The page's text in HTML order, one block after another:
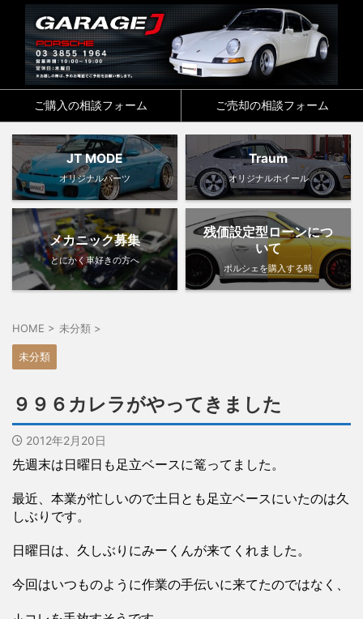
ご購入の相談フォーム ご売却の相談フォーム
JT MODE
オリジナルパーツ
Traum
オリジナルホイール
メカニック募集
とにかく車好きの方へ
残価設定型ローンにつ
いて
ポルシェを購入する時
HOME > 未分類 >
未分類
９９６カレラがやってきました
2012年2月20日
先週末は日曜日も足立ベースに篭ってました。
最近、本業が忙しいので土日とも足立ベースにいたのは久
しぶりです。
日曜日は、久しぶりにみーくんが来てくれました。
今回はいつものように作業の手伝いに来てたのではなく、